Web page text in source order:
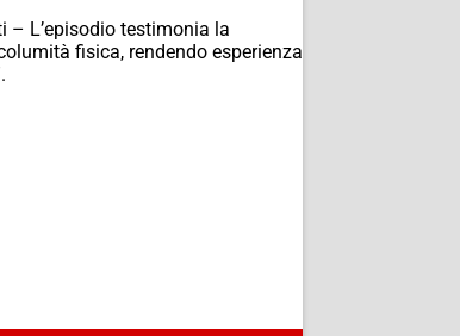
– L’episodio testimonia la
fisica, rendendo esperienza